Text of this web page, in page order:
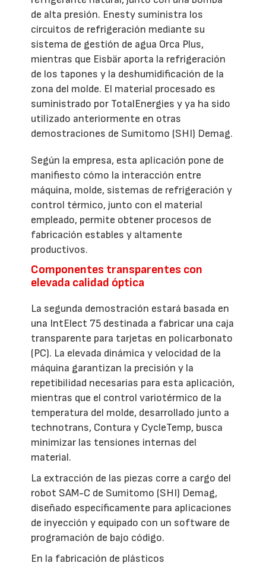
de alta presión. Enesty suministra los
circuitos de refrigeración mediante su
sistema de gestión de agua Orca Plus,
mientras que Eisbär aporta la refrigeración
de los tapones y la deshumidificación de la
zona del molde. El material procesado es
suministrado por TotalEnergies y ya ha sido
utilizado anteriormente en otras
demostraciones de Sumitomo (SHI) Demag.
Según la empresa, esta aplicación pone de
manifiesto cómo la interacción entre
máquina, molde, sistemas de refrigeración y
control térmico, junto con el material
empleado, permite obtener procesos de
fabricación estables y altamente
productivos.
Componentes transparentes con
elevada calidad óptica
La segunda demostración estará basada en
una IntElect 75 destinada a fabricar una caja
transparente para tarjetas en policarbonato
(PC). La elevada dinámica y velocidad de la
máquina garantizan la precisión y la
repetibilidad necesarias para esta aplicación,
mientras que el control variotérmico de la
temperatura del molde, desarrollado junto a
technotrans, Contura y CycleTemp, busca
minimizar las tensiones internas del
material.
La extracción de las piezas corre a cargo del
robot SAM-C de Sumitomo (SHI) Demag,
diseñado específicamente para aplicaciones
de inyección y equipado con un software de
programación de bajo código.
En la fabricación de plásticos